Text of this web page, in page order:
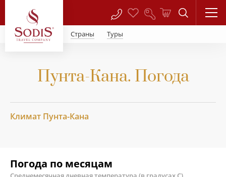
Страны Туры
Пунта-Кана. Погода
Климат Пунта-Кана
Погода по месяцам